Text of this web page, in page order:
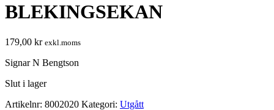
BLEKINGSEKAN
179,00 kr exkl.moms
Signar N Bengtson
Slut i lager
Artikelnr: 8002020 Kategori: Utgått